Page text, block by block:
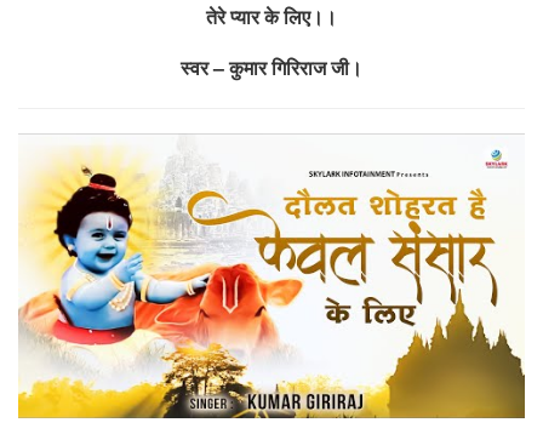
तेरे प्यार के लिए।।
स्वर – कुमार गिरिराज जी।